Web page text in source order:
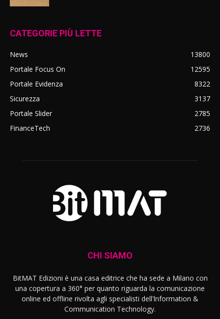
CATEGORIE PIÙ LETTE
News
13800
Portale Focus On
12595
Portale Evidenza
8322
Sicurezza
3137
Portale Slider
2785
FinanceTech
2736
CHI SIAMO
BitMAT Edizioni è una casa editrice che ha sede a Milano con
una copertura a 360° per quanto riguarda la comunicazione
online ed offline rivolta agli specialisti dell'lnformation &
Communication Technology.